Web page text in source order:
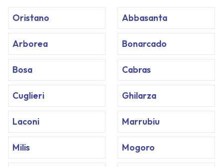
Oristano Abbasanta
Arborea Bonarcado
Bosa Cabras
Cuglieri Ghilarza
Laconi Marrubiu
Milis Mogoro